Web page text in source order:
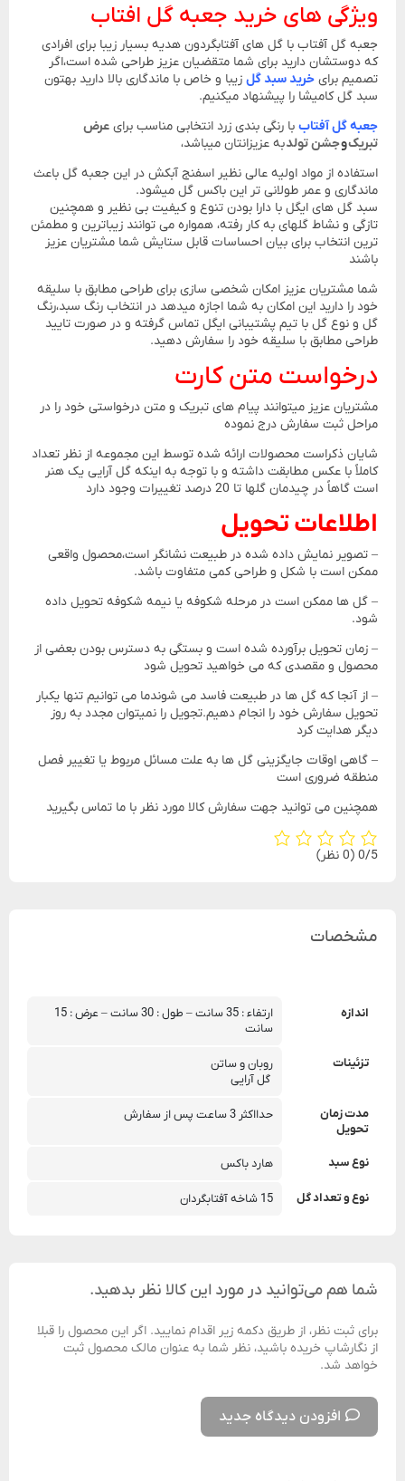
ویژگی های خرید جعبه گل افتاب
جعبه گل آفتاب با گل های آفتابگردون هدیه بسیار زیبا برای افرادی
که دوستشان دارید برای شما متقضیان عزیز طراحی شده است،اگر
تصمیم برای خرید سبد گل زیبا و خاص با ماندگاری بالا دارید بهتون
سبد گل کامیشا را پیشنهاد میکنیم.
جعبه گل آفتاب با رنگی بندی زرد انتخابی مناسب برای عرض
تبریکوجشن تولدبه عزیزانتان میباشد،
استفاده از مواد اولیه عالی نظیر اسفنج آبکش در این جعبه گل باعث
ماندگاری و عمر طولانی تر این باکس گل میشود.
سبد گل های ایگل با دارا بودن تنوع و کیفیت بی نظیر و همچنین
تازگی و نشاط گلهای به کار رفته، همواره می توانند زیباترین و مطمئن
ترین انتخاب برای بیان احساسات قابل ستایش شما مشتریان عزیز
باشند
شما مشتریان عزیز امکان شخصی سازی برای طراحی مطابق با سلیقه
خود را دارید این امکان به شما اجازه میدهد در انتخاب رنگ سبد،رنگ
گل و نوع گل با تیم پشتیبانی ایگل تماس گرفته و در صورت تایید
طراحی مطابق با سلیقه خود را سفارش دهید.
درخواست متن کارت
مشتریان عزیز میتوانند پیام های تبریک و متن درخواستی خود را در
مراحل ثبت سفارش درج نموده
شایان ذکراست محصولات ارائه شده توسط این مجموعه از نظر تعداد
کاملاً با عکس مطابقت داشته و با توجه به اینکه گل آرایی یک هنر
است گاهاً در چیدمان گلها تا 20 درصد تغییرات وجود دارد
اطلاعات تحویل
– تصویر نمایش داده شده در طبیعت نشانگر است،محصول واقعی
ممکن است با شکل و طراحی کمی متفاوت باشد.
– گل ها ممکن است در مرحله شکوفه یا نیمه شکوفه تحویل داده
شود.
– زمان تحویل برآورده شده است و بستگی به دسترس بودن بعضی از
محصول و مقصدی که می خواهید تحویل شود
– از آنجا که گل ها در طبیعت فاسد می شوندما می توانیم تنها یکبار
تحویل سفارش خود را انجام دهیم.تجویل را نمیتوان مجدد به روز
دیگر هدایت کرد
– گاهی اوقات جایگزینی گل ها به علت مسائل مربوط یا تغییر فصل
منطقه ضروری است
همچنین می توانید جهت سفارش کالا مورد نظر با ما تماس بگیرید
‫0/5 ‫(0 نظر)
مشخصات
اندازه
سانت
تزئینات
روبان و ساتن
گل آرایی
مدت زمان
تحویل
حدااکثر 3 ساعت پس از سفارش
نوع سبد هارد باکس
نوع و تعداد گل 15 شاخه آفتابگردان
شما هم می‌توانید در مورد این کالا نظر بدهید.
برای ثبت نظر، از طریق دکمه زیر اقدام نمایید. اگر این محصول را قبلا
از نگارشاپ خریده باشید، نظر شما به عنوان مالک محصول ثبت
خواهد شد.
افزودن دیدگاه جدید